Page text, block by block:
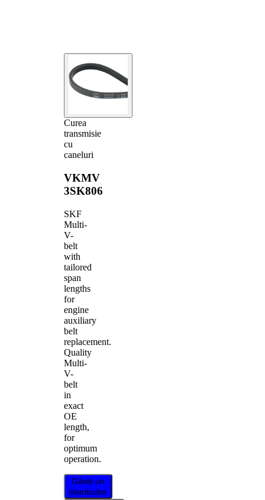
Curea
transmisie
cu
caneluri
VKMV
3SK806
SKF
Multi-
V-
belt
with
tailored
span
lengths
for
engine
auxiliary
belt
replacement.
Quality
Multi-
V-
belt
in
exact
OE
length,
for
optimum
operation.
Găsiți un
distribuitor